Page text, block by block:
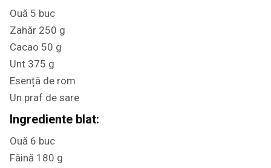
Ouă 5 buc
Zahăr 250 g
Cacao 50 g
Unt 375 g
Esență de rom
Un praf de sare
Ingrediente blat:
Ouă 6 buc
Făină 180 g